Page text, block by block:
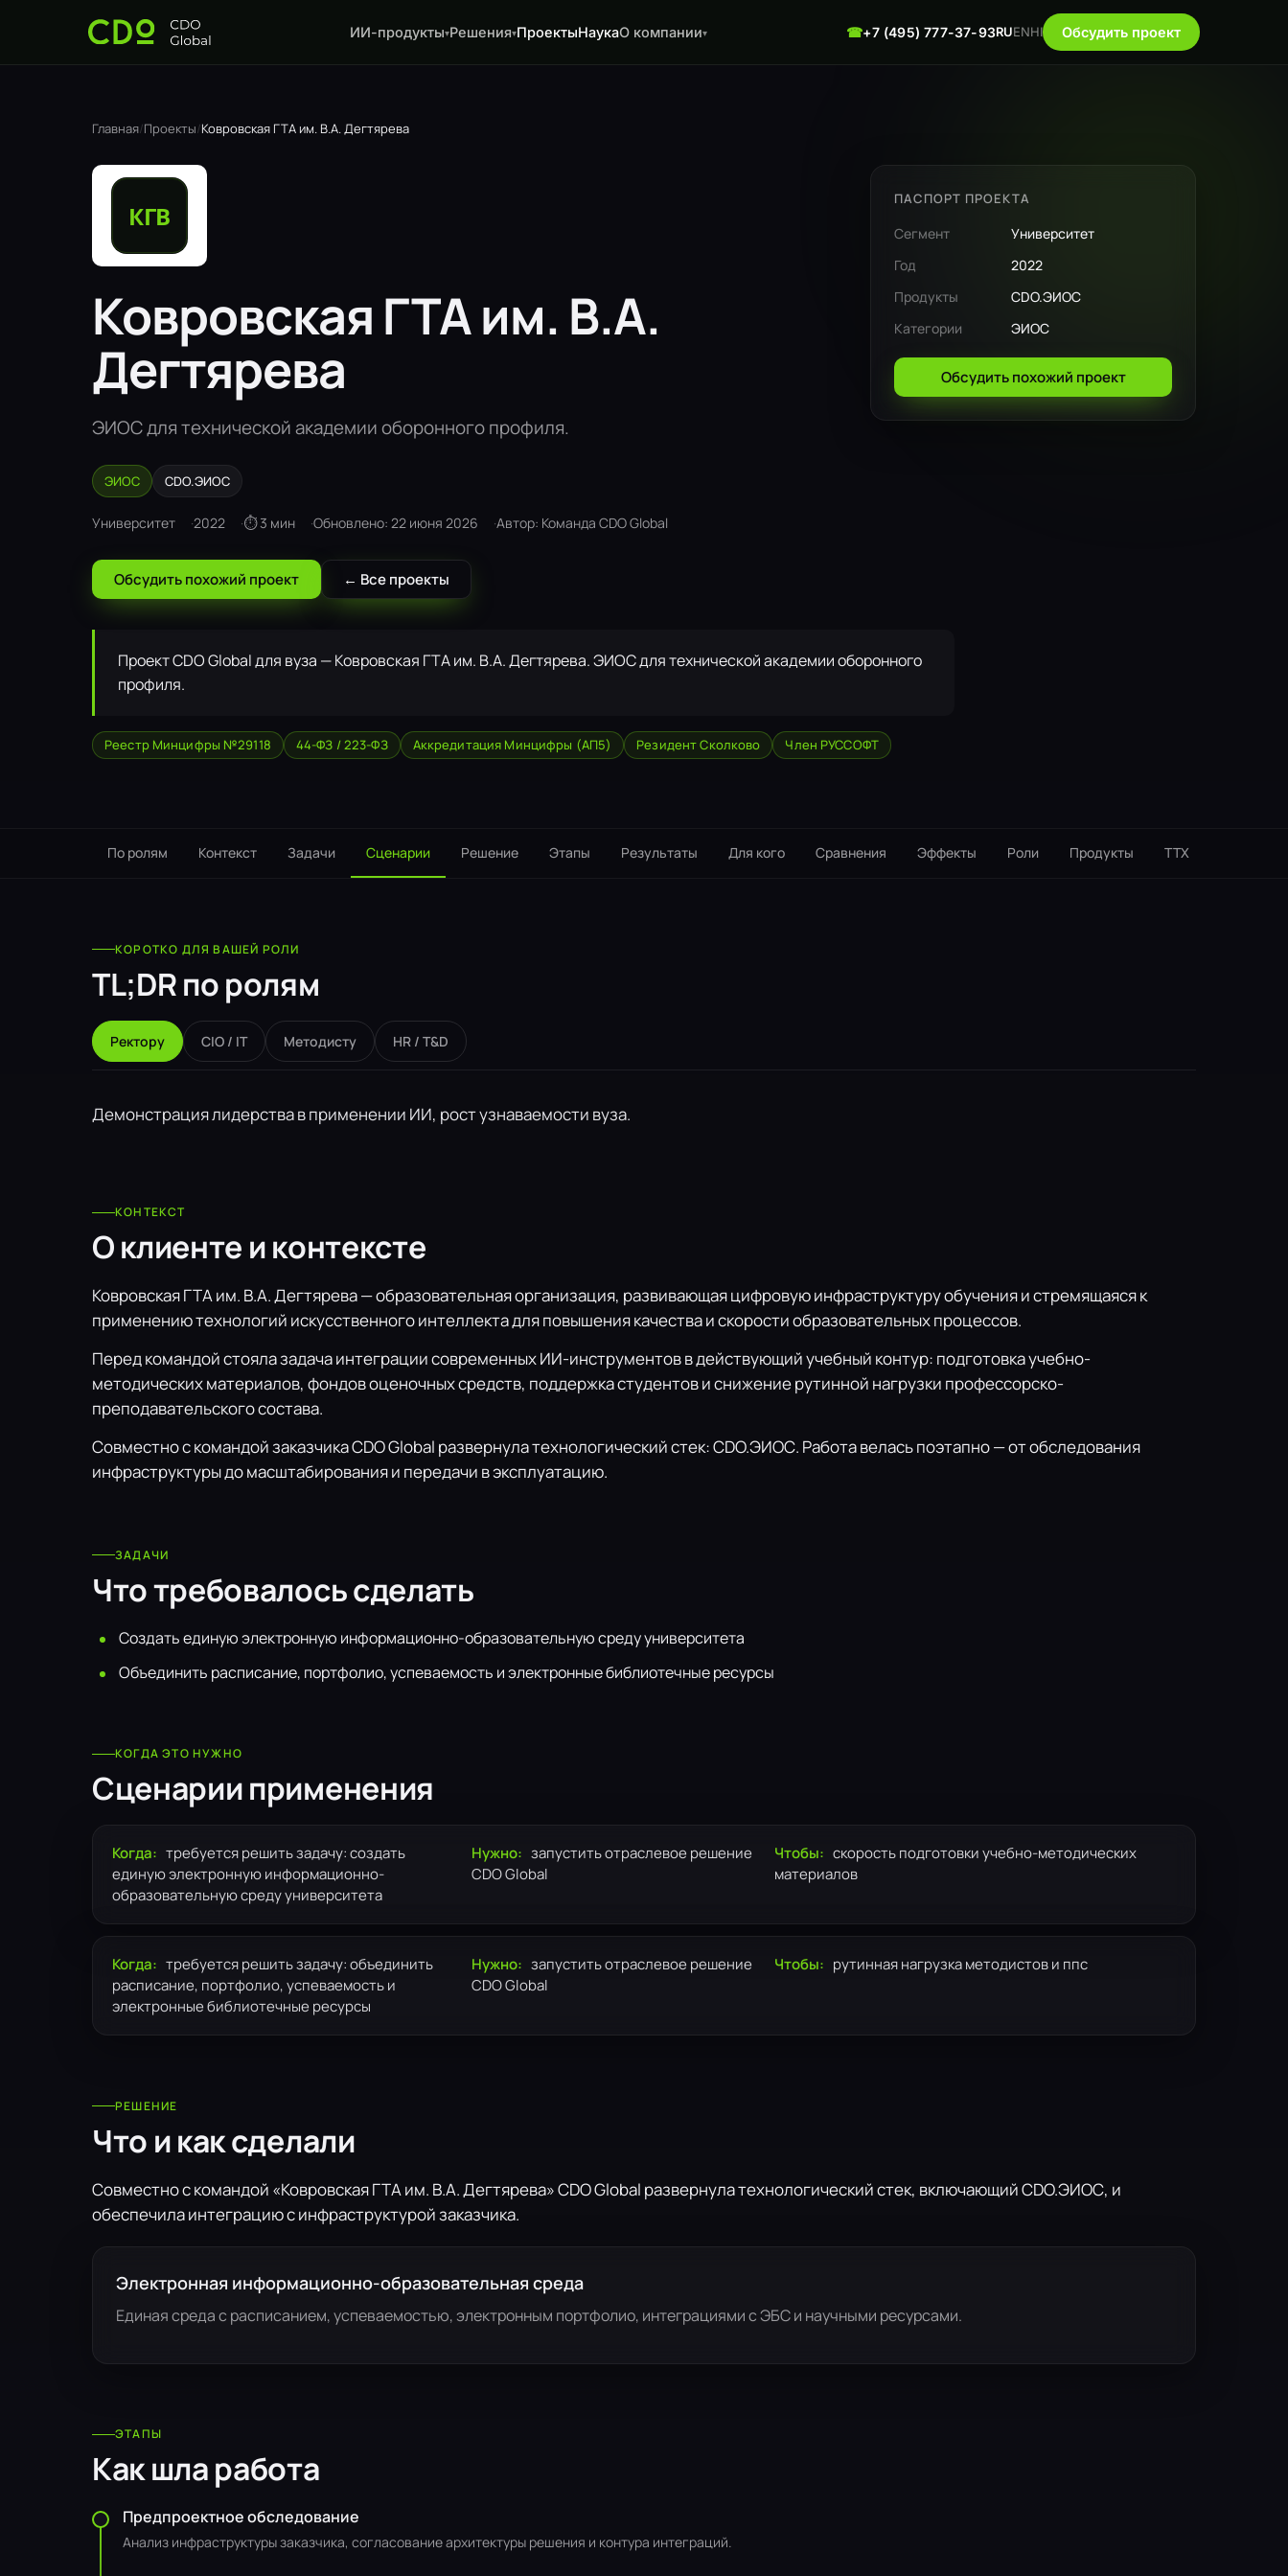
ИИ-продукты▾Решения▾ПроектыНаукаО компании▾ ☎+7 (495) 777-37-93RUENHI Обсудить проект
Главная/Проекты/Ковровская ГТА им. В.А. Дегтярева
Ковровская ГТА им. В.А.
Дегтярева
ЭИОС для технической академии оборонного профиля.
ЭИОС CDO.ЭИОС
Университет 2022 ⏱ 3 мин Обновлено: 22 июня 2026 Автор: Команда CDO Global
Обсудить похожий проект ← Все проекты
ПАСПОРТ ПРОЕКТА
Сегмент
Университет
Год
2022
Продукты
CDO.ЭИОС
Категории
ЭИОС
Обсудить похожий проект
Проект CDO Global для вуза — Ковровская ГТА им. В.А. Дегтярева. ЭИОС для технической академии оборонного
профиля.
Реестр Минцифры №29118 44-ФЗ / 223-ФЗ Аккредитация Минцифры (АП5) Резидент Сколково Член РУССОФТ
По ролям Контекст Задачи Сценарии Решение Этапы Результаты Для кого Сравнения Эффекты Роли Продукты ТТX
КОРОТКО ДЛЯ ВАШЕЙ РОЛИ
TL;DR по ролям
Ректору CIO / IT Методисту HR / T&D
Демонстрация лидерства в применении ИИ, рост узнаваемости вуза.
КОНТЕКСТ
О клиенте и контексте
Ковровская ГТА им. В.А. Дегтярева — образовательная организация, развивающая цифровую инфраструктуру обучения и стремящаяся к
применению технологий искусственного интеллекта для повышения качества и скорости образовательных процессов.
Перед командой стояла задача интеграции современных ИИ-инструментов в действующий учебный контур: подготовка учебно-
методических материалов, фондов оценочных средств, поддержка студентов и снижение рутинной нагрузки профессорско-
преподавательского состава.
Совместно с командой заказчика CDO Global развернула технологический стек: CDO.ЭИОС. Работа велась поэтапно — от обследования
инфраструктуры до масштабирования и передачи в эксплуатацию.
ЗАДАЧИ
Что требовалось сделать
Создать единую электронную информационно-образовательную среду университета
Объединить расписание, портфолио, успеваемость и электронные библиотечные ресурсы
КОГДА ЭТО НУЖНО
Сценарии применения
Когда: требуется решить задачу: создать
единую электронную информационно-
образовательную среду университета
Нужно: запустить отраслевое решение
CDO Global
Чтобы: скорость подготовки учебно-методических
материалов
Когда: требуется решить задачу: объединить
расписание, портфолио, успеваемость и
электронные библиотечные ресурсы
Нужно: запустить отраслевое решение
CDO Global
Чтобы: рутинная нагрузка методистов и ппс
РЕШЕНИЕ
Что и как сделали
Совместно с командой «Ковровская ГТА им. В.А. Дегтярева» CDO Global развернула технологический стек, включающий CDO.ЭИОС, и
обеспечила интеграцию с инфраструктурой заказчика.
Электронная информационно-образовательная среда
Единая среда с расписанием, успеваемостью, электронным портфолио, интеграциями с ЭБС и научными ресурсами.
ЭТАПЫ
Как шла работа
Предпроектное обследование
Анализ инфраструктуры заказчика, согласование архитектуры решения и контура интеграций.